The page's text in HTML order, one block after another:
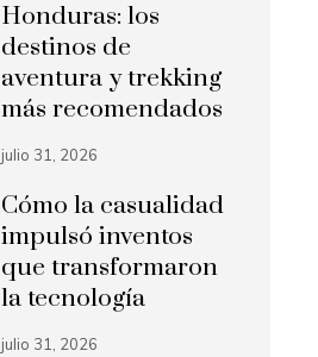
Honduras: los
destinos de
aventura y trekking
más recomendados
julio 31, 2026
Cómo la casualidad
impulsó inventos
que transformaron
la tecnología
julio 31, 2026